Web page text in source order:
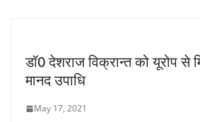
डॉ0 देशराज विक्रान्त को यूरोप से
मानद उपाधि
May 17, 2021